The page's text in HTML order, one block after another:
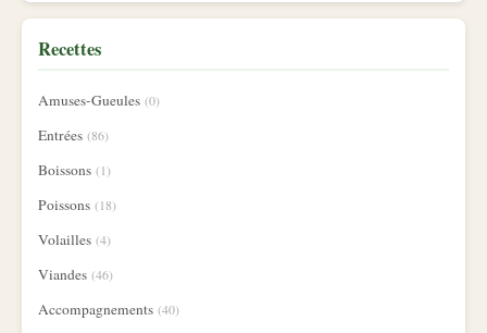
Recettes
Amuses-Gueules (0)
Entrées (86)
Boissons (1)
Poissons (18)
Volailles (4)
Viandes (46)
Accompagnements (40)